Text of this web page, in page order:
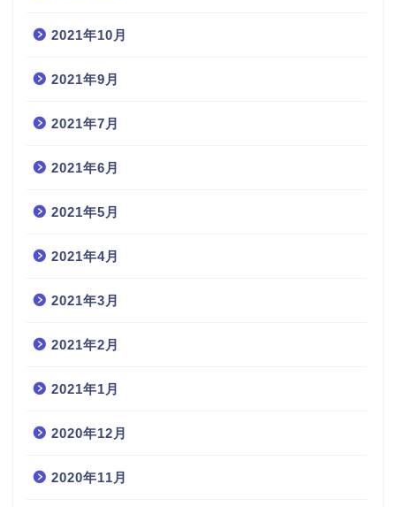
2021年10月
2021年9月
2021年7月
2021年6月
2021年5月
2021年4月
2021年3月
2021年2月
2021年1月
2020年12月
2020年11月